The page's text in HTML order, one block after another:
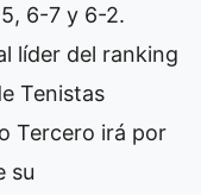
6-7 y 6-2.
líder del ranking
Tenistas
Tercero irá por
su